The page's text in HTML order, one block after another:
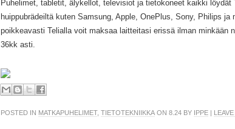
Puhelimet, tabletit, älykellot, televisiot ja tietokoneet kaikki
huippubrädeiltä kuten Samsung, Apple, OnePlus, Sony, Philips
poikkeavasti Telialla voit maksaa laitteitasi erissä ilman minkään
36kk asti.
POSTED IN MATKAPUHELIMET, TIETOTEKNIIKKA ON 8.24 BY IPPE |